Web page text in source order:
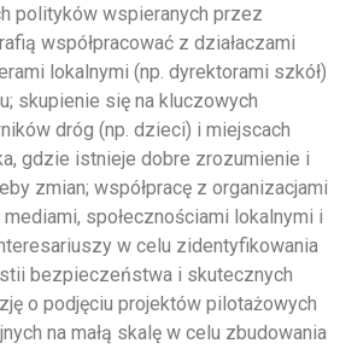
polityków wspieranych przez
współpracować z działaczami
lokalnymi (np. dyrektorami szkół)
skupienie się na kluczowych
dróg (np. dzieci) i miejscach
gdzie istnieje dobre zrozumienie i
zmian; współpracę z organizacjami
społecznościami lokalnymi i
w celu zidentyfikowania
bezpieczeństwa i skutecznych
o podjęciu projektów pilotażowych
na małą skalę w celu zbudowania